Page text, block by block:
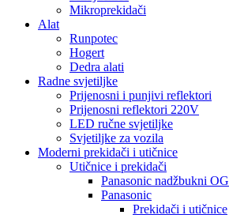
Mikroprekidači
Alat
Runpotec
Hogert
Dedra alati
Radne svjetiljke
Prijenosni i punjivi reflektori
Prijenosni reflektori 220V
LED ručne svjetiljke
Svjetiljke za vozila
Moderni prekidači i utičnice
Utičnice i prekidači
Panasonic nadžbukni OG
Panasonic
Prekidači i utičnice